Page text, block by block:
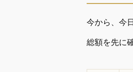
今から、今
総額を先に